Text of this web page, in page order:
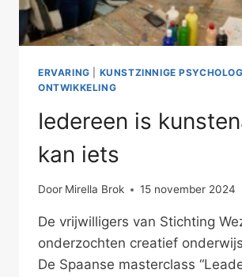
ERVARING KUNSTZINNIGE
ONTWIKKELING
Iedereen is
kan iets
Door Mirella Brok 15 november 2024
De vrijwilligers van Stichting
onderzochten creatief
De Spaanse masterclass